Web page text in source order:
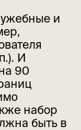
и
И
90
набор
быть в